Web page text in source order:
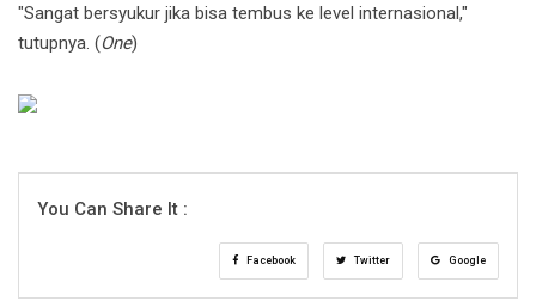
"Sangat bersyukur jika bisa tembus ke level internasional,"
tutupnya. (One)
You Can Share It :
Facebook Twitter Google